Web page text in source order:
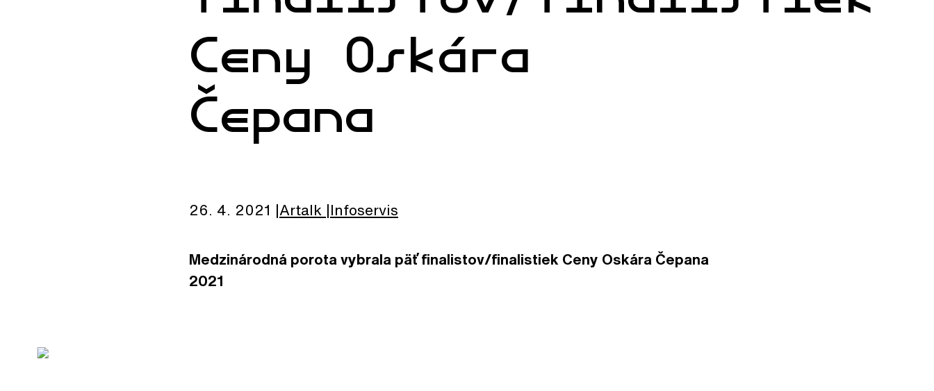
Ceny Oskára
Čepana
26. 4. 2021 Artalk Infoservis
Medzinárodná porota vybrala päť finalistov/finalistiek Ceny Oskára Čepana
2021